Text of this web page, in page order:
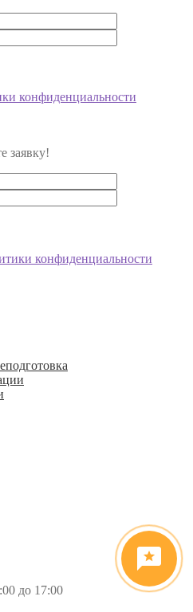
конфиденциальности
заявку!
конфиденциальности
до 17:00